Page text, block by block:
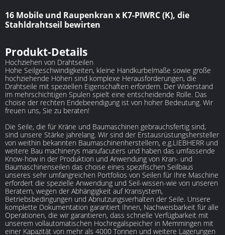
16 Mobile und Raupenkran x K7-PIWRC (K), die
Stahldrahtseil bewirten
Produkt-Details
Hochziehen von Drahtseilen
Hohe Seilgeschwindigkeiten, kleine Handkurbelmaße sowie große
hochziehende Höhen sind komplexe Herausforderungen, die
Drahtseile mit speziellen Eigenschaften erfordern. Der Widerstand
im mehrschichtigen Spulen spielt eine entscheidende Rolle. Das
choise der rechten Endebeendigung ist von hoher Bedeutung. Wir
freuen uns, Sie zu beraten!
Die Seile, die für Kräne und Baumaschinen gebrauchsfertig sind,
sind unsere Stärke jahrelang. Wir sind der Erstausrüstungshersteller
von weithin bekannten Baumaschinenherstellern, e.g.LIEBHERR und
weitere Bau machinerys manufacuters und haben das umfassende
Know-how in der Produktion und Anwendung von Kran- und
Baumaschinenseilen das choise eines spezifischen Seilbaus
unseres sehr umfangreichen Portfolios von Seilen für Ihre Maschine
erfordert die spezielle Anwendung und Seil-wissen-wie von unseren
Beratern, wegen der Abhängigkeit auf Kransystem,
Betriebsbedingungen und Abnutzungsverhalten der Seile. Unsere
komplette Dokumentation garantiert Ihnen, Nachweisbarkeit für alle
Operationen, die wir garantieren, dass schnelle Verfügbarkeit mit
unserem vollautomatischen Hochregalspeicher in Memmingen mit
einer Kapazität von mehr als 4000 Tonnen und weitere Lagerungen